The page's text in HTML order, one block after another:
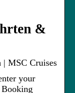
&
| MSC Cruises
your